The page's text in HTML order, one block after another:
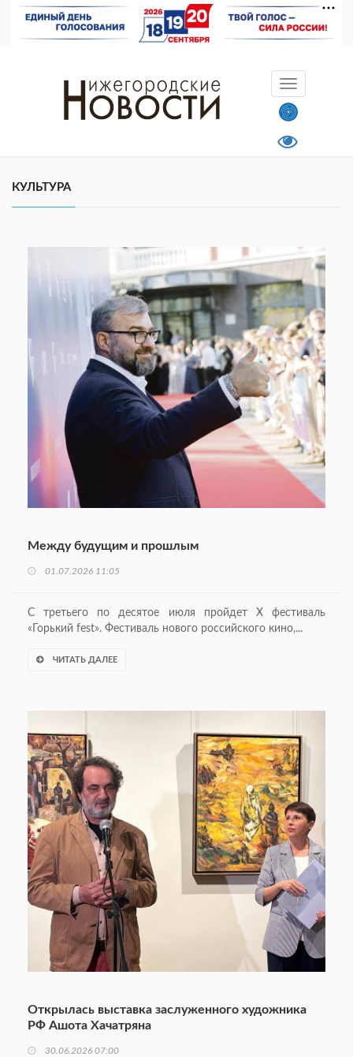
КУЛЬТУРА
Между будущим и прошлым
01.07.2026 11:05
С третьего по десятое июля пройдет X фестиваль
«Горький fest». Фестиваль нового российского кино,...
ЧИТАТЬ ДАЛЕЕ
Открылась выставка заслуженного художника
РФ Ашота Хачатряна
30.06.2026 07:00